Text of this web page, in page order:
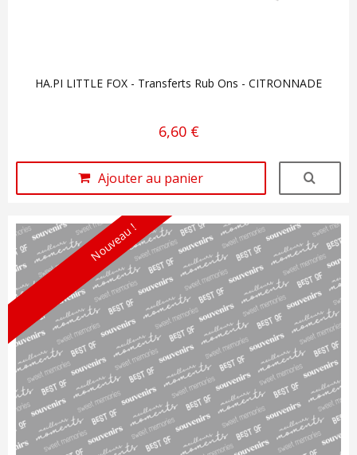
HA.PI LITTLE FOX - Transferts Rub Ons - CITRONNADE
6,60 €
Ajouter au panier
Nouveau !